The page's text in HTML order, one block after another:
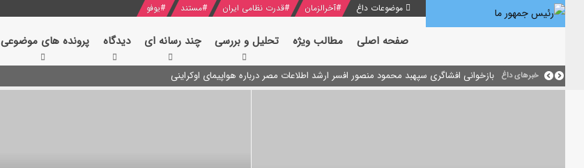
موضوعات داغ #آخرالزمان #قدرت نظامی ایران #مستند #یوفو
صفحه اصلی مطالب ویژه تحلیل و بررسی چند رسانه ای دیدگاه‌ پرونده های موضوعی
خبرهای داغ منشور گفتمان امام و انقلاب - 7 /بخش دوم : شرح پیام ۱۰ خرداد ۱۳۶۹ امام خامنه ای/ فصل پنجم: حفظ عزّت و کرامت انقلابی
بازخوانی افشاگری سپهبد محمود منصور افسر ارشد اطلاعات مصر درباره هواپیمای اوکراینی